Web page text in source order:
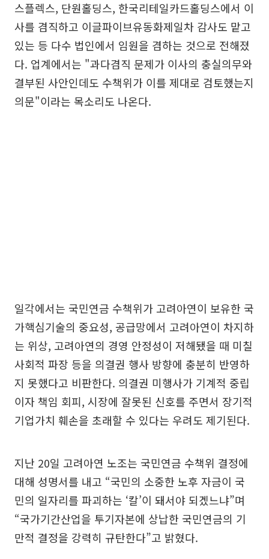
스플렉스, 단원홀딩스, 한국리테일카드홀딩스에서 이
사를 겸직하고 이글파이브유동화제일차 감사도 맡고
있는 등 다수 법인에서 임원을 겸하는 것으로 전해졌
다. 업계에서는 "과다겸직 문제가 이사의 충실의무와
결부된 사안인데도 수책위가 이를 제대로 검토했는지
의문"이라는 목소리도 나온다.
일각에서는 국민연금 수책위가 고려아연이 보유한 국
가핵심기술의 중요성, 공급망에서 고려아연이 차지하
는 위상, 고려아연의 경영 안정성이 저해됐을 때 미칠
사회적 파장 등을 의결권 행사 방향에 충분히 반영하
지 못했다고 비판한다. 의결권 미행사가 기계적 중립
이자 책임 회피, 시장에 잘못된 신호를 주면서 장기적
기업가치 훼손을 초래할 수 있다는 우려도 제기된다.
지난 20일 고려아연 노조는 국민연금 수책위 결정에
대해 성명서를 내고 “국민의 소중한 노후 자금이 국
민의 일자리를 파괴하는 ‘칼’이 돼서야 되겠느냐”며
“국가기간산업을 투기자본에 상납한 국민연금의 기
만적 결정을 강력히 규탄한다”고 밝혔다.